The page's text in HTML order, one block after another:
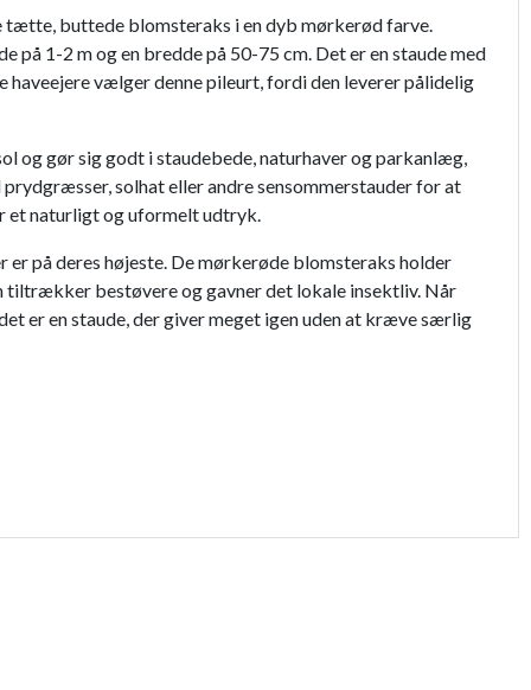
tætte, buttede blomsteraks i en dyb mørkerød farve.
1-2 m og en bredde på 50-75 cm. Det er en staude med
vælger denne pileurt, fordi den leverer pålidelig
og gør sig godt i staudebede, naturhaver og parkanlæg,
solhat eller andre sensommerstauder for at
et naturligt og uformelt udtryk.
på deres højeste. De mørkerøde blomsteraks holder
tiltrækker bestøvere og gavner det lokale insektliv. Når
er en staude, der giver meget igen uden at kræve særlig